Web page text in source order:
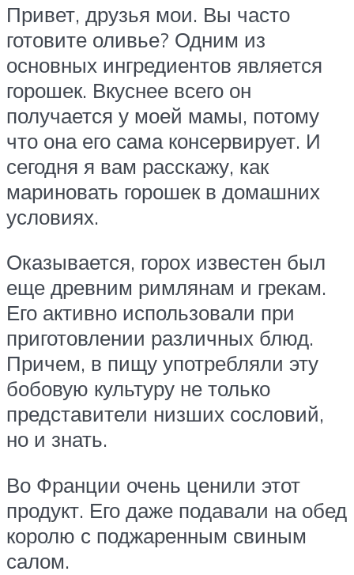
Привет, друзья мои. Вы часто
готовите оливье? Одним из
основных ингредиентов является
горошек. Вкуснее всего он
получается у моей мамы, потому
что она его сама консервирует. И
сегодня я вам расскажу, как
мариновать горошек в домашних
условиях.
Оказывается, горох известен был
еще древним римлянам и грекам.
Его активно использовали при
приготовлении различных блюд.
Причем, в пищу употребляли эту
бобовую культуру не только
представители низших сословий,
но и знать.
Во Франции очень ценили этот
продукт. Его даже подавали на обед
королю с поджаренным свиным
салом.